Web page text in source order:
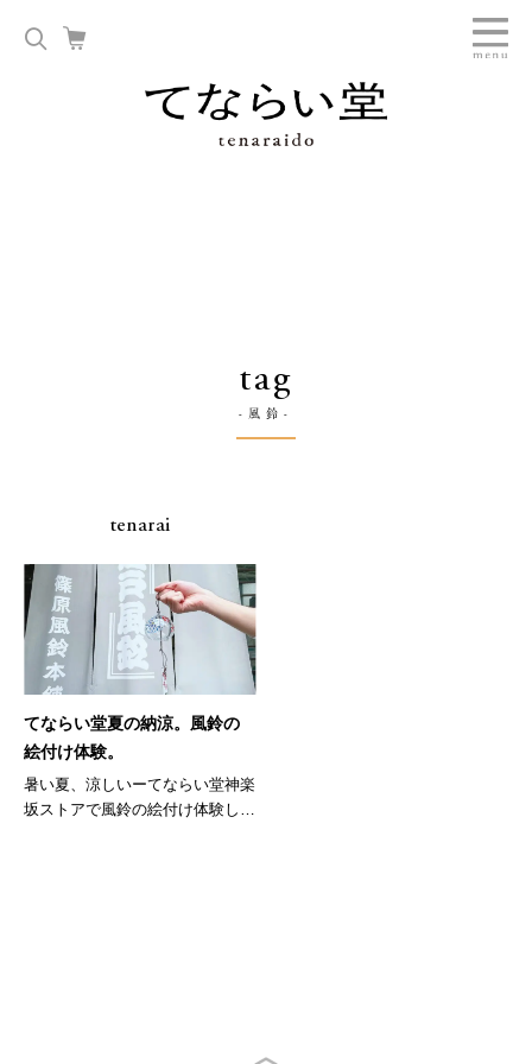
tag
-風鈴-
tenarai
てならい堂夏の納涼。風鈴の
絵付け体験。
暑い夏、涼しいーてならい堂神楽
坂ストアで風鈴の絵付け体験して